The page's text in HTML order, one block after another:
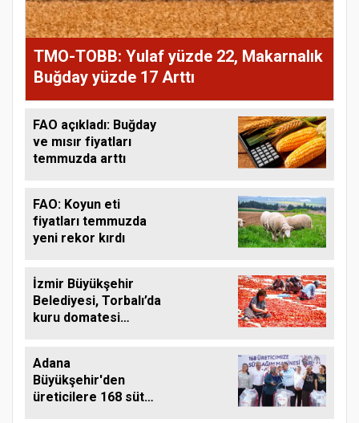
TMO-TOBB: Yulaf yüzde 22, Makarnalık
Buğday yüzde 17 Arttı
FAO açıkladı: Buğday
ve mısır fiyatları
temmuzda arttı
FAO: Koyun eti
fiyatları temmuzda
yeni rekor kırdı
İzmir Büyükşehir
Belediyesi, Torbalı’da
kuru domatesi
Adana
Büyükşehir'den
üreticilere 168 süt